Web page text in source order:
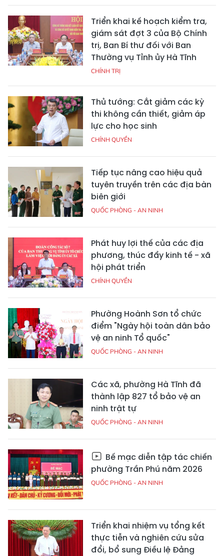
Triển khai kế hoạch kiểm tra,
giám sát đợt 3 của Bộ Chính
trị, Ban Bí thư đối với Ban
Thường vụ Tỉnh ủy Hà Tĩnh
CHÍNH TRỊ
Thủ tướng: Cắt giảm các kỳ
thi không cần thiết, giảm áp
lực cho học sinh
CHÍNH QUYỀN
Tiếp tục nâng cao hiệu quả
tuyên truyền trên các địa bàn
biên giới
QUỐC PHÒNG - AN NINH
Phát huy lợi thế của các địa
phương, thúc đẩy kinh tế - xã
hội phát triển
CHÍNH QUYỀN
Phường Hoành Sơn tổ chức
điểm "Ngày hội toàn dân bảo
vệ an ninh Tổ quốc"
QUỐC PHÒNG - AN NINH
Các xã, phường Hà Tĩnh đã
thành lập 827 tổ bảo vệ an
ninh trật tự
QUỐC PHÒNG - AN NINH
Bế mạc diễn tập tác chiến
phường Trần Phú năm 2026
QUỐC PHÒNG - AN NINH
Triển khai nhiệm vụ tổng kết
thực tiễn và nghiên cứu sửa
đổi, bổ sung Điều lệ Đảng